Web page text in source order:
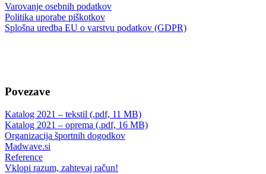
Varovanje osebnih podatkov
Politika uporabe piškotkov
Splošna uredba EU o varstvu podatkov (GDPR)
Povezave
Katalog 2021 – tekstil (.pdf, 11 MB)
Katalog 2021 – oprema (.pdf, 16 MB)
Organizacija športnih dogodkov
Madwave.si
Reference
Vklopi razum, zahtevaj račun!